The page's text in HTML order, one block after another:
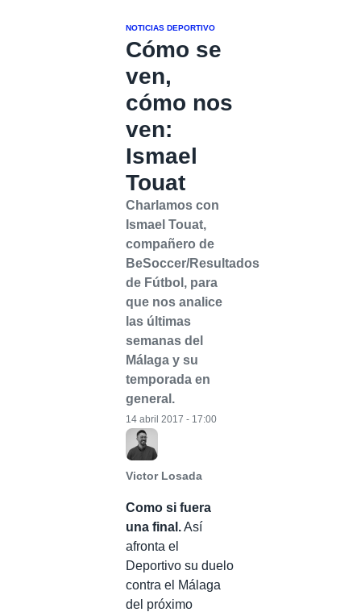
NOTICIAS DEPORTIVO
Cómo se
ven,
cómo nos
ven:
Ismael
Touat
Charlamos con
Ismael Touat,
compañero de
BeSoccer/Resultados
de Fútbol, para
que nos analice
las últimas
semanas del
Málaga y su
temporada en
general.
Victor Losada
14 abril 2017 - 17:00
Como si fuera
una final.Así
afronta el
Deportivo su duelo
contra el Málaga
del próximo